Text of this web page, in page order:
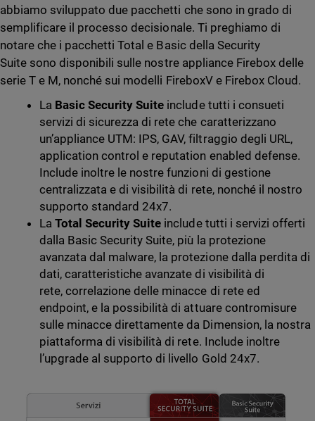
abbiamo sviluppato due pacchetti che sono in grado di
semplificare il processo decisionale. Ti preghiamo di
notare che i pacchetti Total e Basic della Security
Suite sono disponibili sulle nostre appliance Firebox delle
serie T e M, nonché sui modelli FireboxV e Firebox Cloud.
La Basic Security Suite include tutti i consueti
servizi di sicurezza di rete che caratterizzano
un’appliance UTM: IPS, GAV, filtraggio degli URL,
application control e reputation enabled defense.
Include inoltre le nostre funzioni di gestione
centralizzata e di visibilità di rete, nonché il nostro
supporto standard 24x7.
LaTotal Security Suite include tutti i servizi offerti
dalla Basic Security Suite, più la protezione
avanzata dal malware, la protezione dalla perdita di
dati, caratteristiche avanzate di visibilità di
rete, correlazione delle minacce di rete ed
endpoint, e la possibilità di attuare contromisure
sulle minacce direttamente da Dimension, la nostra
piattaforma di visibilità di rete. Include inoltre
l’upgrade al supporto di livello Gold 24x7.